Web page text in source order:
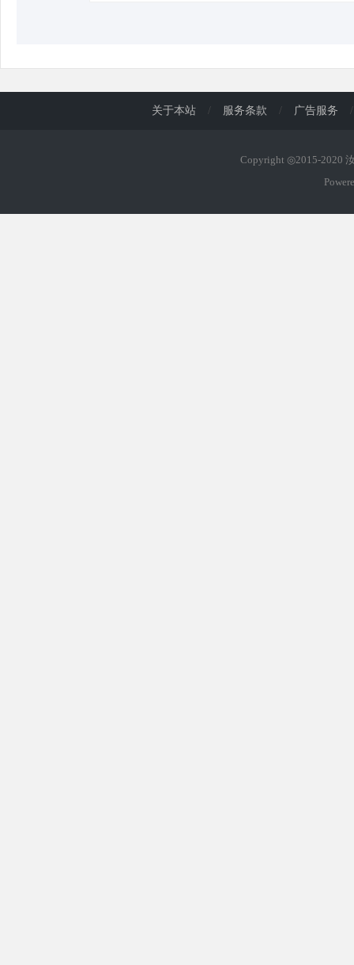
关于本站 / 服务条款 / 广告服务 /
Copyright ◎2015-2020